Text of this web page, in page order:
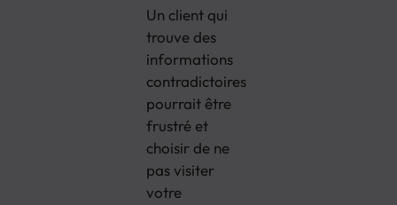
Un client qui
trouve des
informations
contradictoires
pourrait être
frustré et
choisir de ne
pas visiter
votre